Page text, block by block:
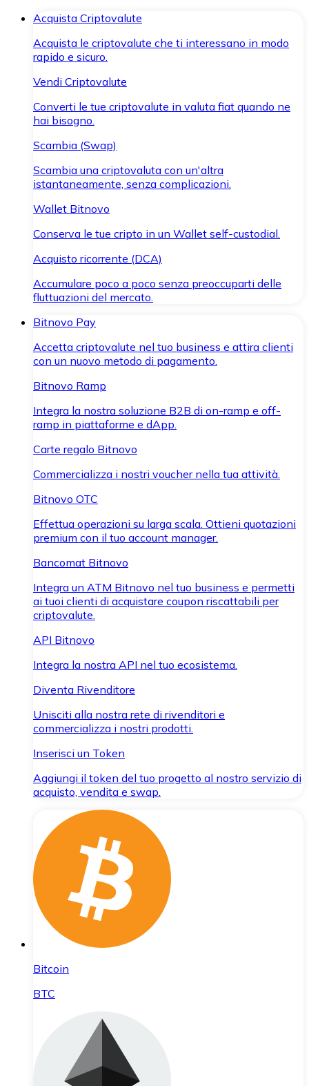
Acquista Criptovalute
Acquista le criptovalute che ti interessano in modo
rapido e sicuro.
Vendi Criptovalute
Converti le tue criptovalute in valuta fiat quando ne
hai bisogno.
Scambia (Swap)
Scambia una criptovaluta con un'altra
istantaneamente, senza complicazioni.
Wallet Bitnovo
Conserva le tue cripto in un Wallet self-custodial.
Acquisto ricorrente (DCA)
Accumulare poco a poco senza preoccuparti delle
fluttuazioni del mercato.
Bitnovo Pay
Accetta criptovalute nel tuo business e attira clienti
con un nuovo metodo di pagamento.
Bitnovo Ramp
Integra la nostra soluzione B2B di on-ramp e off-
ramp in piattaforme e dApp.
Carte regalo Bitnovo
Commercializza i nostri voucher nella tua attività.
Bitnovo OTC
Effettua operazioni su larga scala. Ottieni quotazioni
premium con il tuo account manager.
Bancomat Bitnovo
Integra un ATM Bitnovo nel tuo business e permetti
ai tuoi clienti di acquistare coupon riscattabili per
criptovalute.
API Bitnovo
Integra la nostra API nel tuo ecosistema.
Diventa Rivenditore
Unisciti alla nostra rete di rivenditori e
commercializza i nostri prodotti.
Inserisci un Token
Aggiungi il token del tuo progetto al nostro servizio di
acquisto, vendita e swap.
Bitcoin
BTC